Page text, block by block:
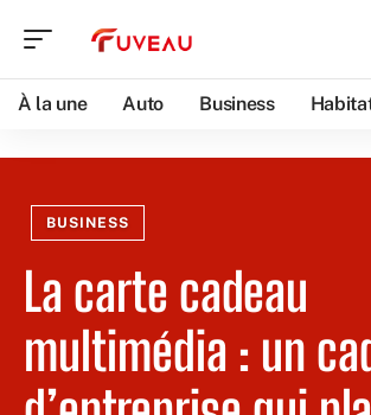
À la une Auto Business
BUSINESS
La carte cadeau
multimédia : un